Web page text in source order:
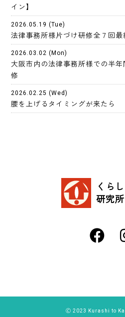
イン】
2026.05.19 (Tue)
法律事務所様片づけ研修全７回最
2026.03.02 (Mon)
大阪市内の法律事務所様での半
修
2026.02.25 (Wed)
腰を上げるタイミングが来たら
くら
研究所
🄫 2023 Kurashi to